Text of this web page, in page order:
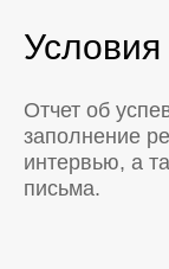
Отчет об
заполнение
интервью, а
письма.